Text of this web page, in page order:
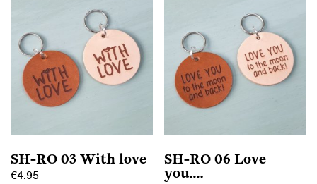
variaties.
Deze
optie
kan
gekozen
de
productpagina
variaties.
Deze
optie
kan
gekozen
de
productpagina
SH-RO 03 With love
€4.95
SH-RO 06 Love
you….